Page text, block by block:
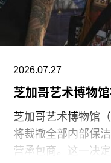
术互动。
阿布扎比古根海姆
Cultural District）最
化区还包括阿布扎
2026.07.27
芝加哥艺术博物
芝加哥艺术博物馆
将裁撤全部内部保
营承包商。这一决